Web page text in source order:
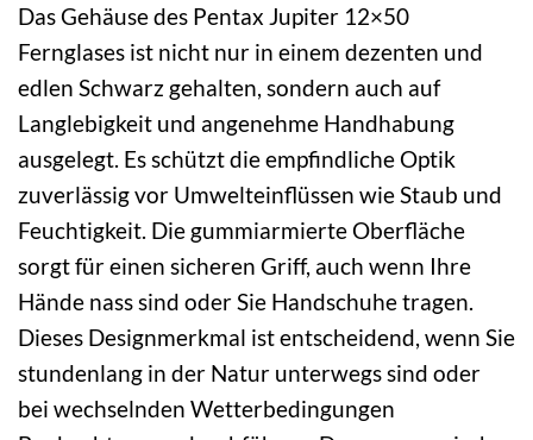
Das Gehäuse des Pentax Jupiter 12×50
Fernglases ist nicht nur in einem dezenten und
edlen Schwarz gehalten, sondern auch auf
Langlebigkeit und angenehme Handhabung
ausgelegt. Es schützt die empfindliche Optik
zuverlässig vor Umwelteinflüssen wie Staub und
Feuchtigkeit. Die gummiarmierte Oberfläche
sorgt für einen sicheren Griff, auch wenn Ihre
Hände nass sind oder Sie Handschuhe tragen.
Dieses Designmerkmal ist entscheidend, wenn Sie
stundenlang in der Natur unterwegs sind oder
bei wechselnden Wetterbedingungen